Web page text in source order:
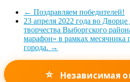
← Поздравляем победителей!
23 апреля 2022 года во
творчества Выборгского
марафон» в рамках месячника
города. →
⭐ Независимая